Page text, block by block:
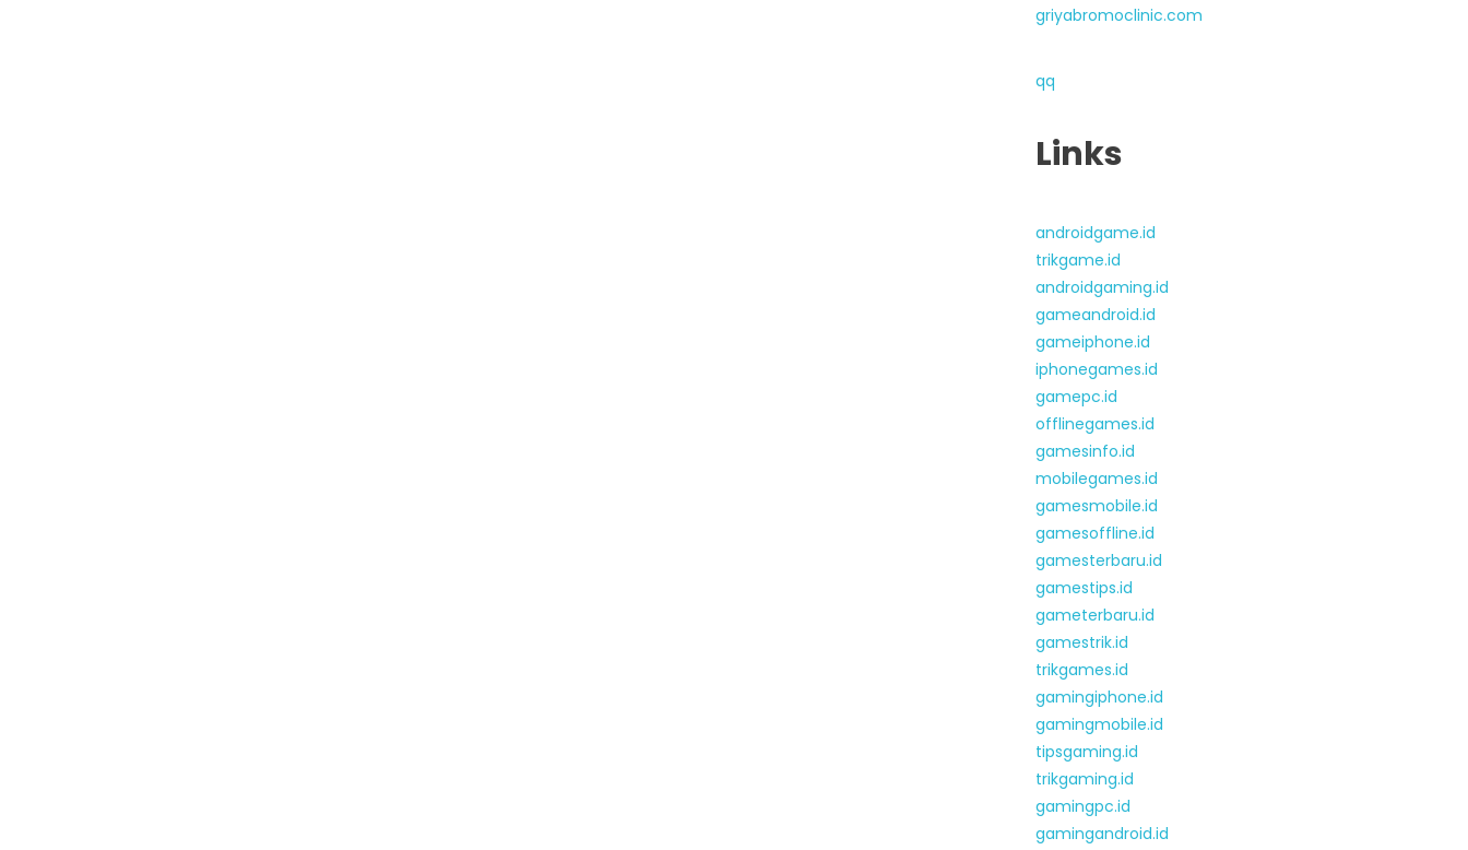
griyabromoclinic.com
qq
Links
androidgame.id
trikgame.id
androidgaming.id
gameandroid.id
gameiphone.id
iphonegames.id
gamepc.id
offlinegames.id
gamesinfo.id
mobilegames.id
gamesmobile.id
gamesoffline.id
gamesterbaru.id
gamestips.id
gameterbaru.id
gamestrik.id
trikgames.id
gamingiphone.id
gamingmobile.id
tipsgaming.id
trikgaming.id
gamingpc.id
gamingandroid.id